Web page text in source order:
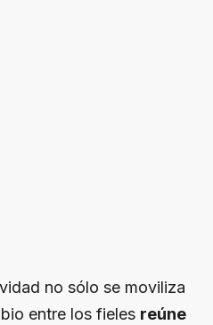
no sólo se moviliza
entre los fieles reúne